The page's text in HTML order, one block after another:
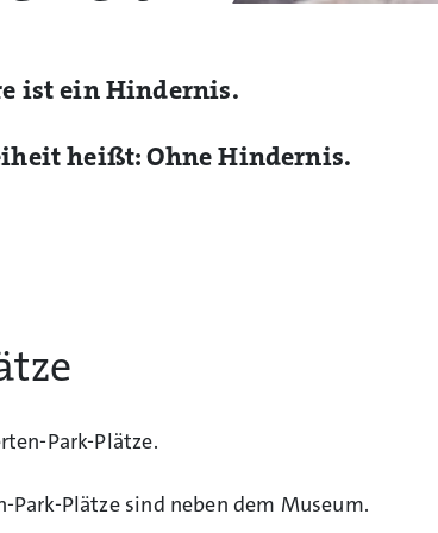
ist ein Hindernis.
heißt: Ohne Hindernis.
Park-Plätze.
Park-Plätze sind neben dem Museum.